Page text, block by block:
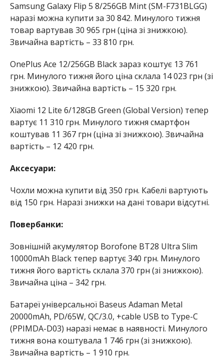
Samsung Galaxy Flip 5 8/256GB Mint (SM-F731BLGG)
наразі можна купити за 30 842. Минулого тижня
товар вартував 30 965 грн (ціна зі знижкою).
Звичайна вартість – 33 810 грн.
OnePlus Ace 12/256GB Black зараз коштує 13 761
грн. Минулого тижня його ціна склала 14 023 грн (зі
знижкою). Звичайна вартість – 15 320 грн.
Xiaomi 12 Lite 6/128GB Green (Global Version) тепер
вартує 11 310 грн. Минулого тижня смартфон
коштував 11 367 грн (ціна зі знижкою). Звичайна
вартість – 12 420 грн.
Аксесуари:
Чохли можна купити від 350 грн. Кабелі вартують
від 150 грн. Наразі знижки на дані товари відсутні.
Повербанки:
Зовнішній акумулятор Borofone BT28 Ultra Slim
10000mAh Black тепер вартує 340 грн. Минулого
тижня його вартість склала 370 грн (зі знижкою).
Звичайна ціна – 342 грн.
Батареї універсальної Baseus Adaman Metal
20000mAh, PD/65W, QC/3.0, +cable USB to Type-C
(PPIMDA-D03) наразі немає в наявності. Минулого
тижня вона коштувала 1 746 грн (зі знижкою).
Звичайна вартість – 1 910 грн.